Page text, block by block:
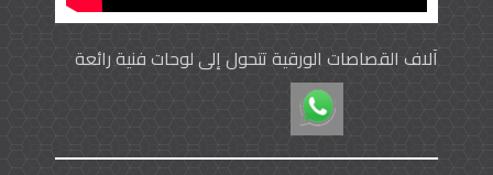
آلاف القصاصات الورقية تتحول إلى لوحات فنية رائعة